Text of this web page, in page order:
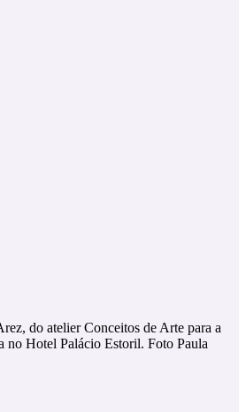
do atelier Conceitos de Arte para a
no Hotel Palácio Estoril. Foto Paula